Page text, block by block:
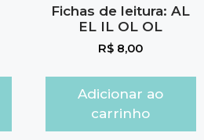
Fichas de leitura: AL
EL IL OL OL
R$ 8,00
Adicionar ao
carrinho